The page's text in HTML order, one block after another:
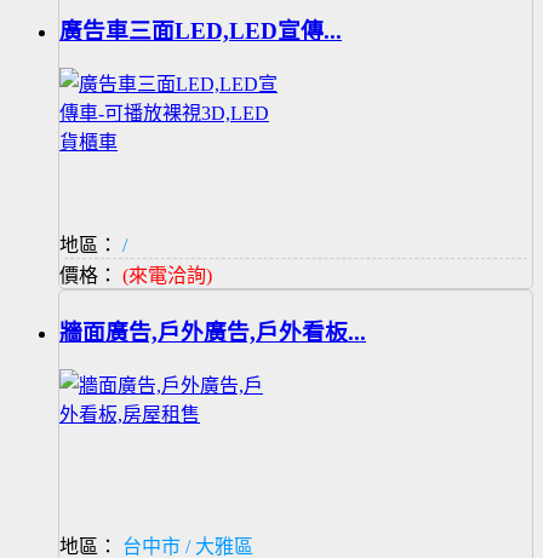
廣告車三面LED,LED宣傳...
地區：
/
價格： (來電洽詢)
牆面廣告,戶外廣告,戶外看板...
地區：
台中市 / 大雅區